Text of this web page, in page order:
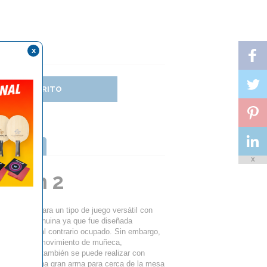
AL CARRITO
2
para un tipo de juego versátil con
mejora genuina ya que fue diseñada
al contrario ocupado. Sin embargo,
simple movimiento de muñeca,
servicio, también se puede realizar con
2 es una gran arma para cerca de la mesa
x
X